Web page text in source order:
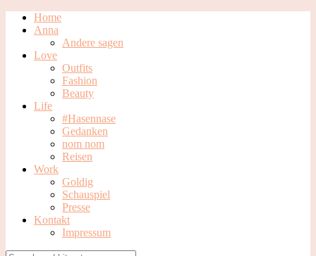
Home
Anna
Andere sagen
Love
Outfits
Fashion
Beauty
Life
#Hasennase
Gedanken
nom nom
Reisen
Work
Goldig
Schauspiel
Presse
Kontakt
Impressum